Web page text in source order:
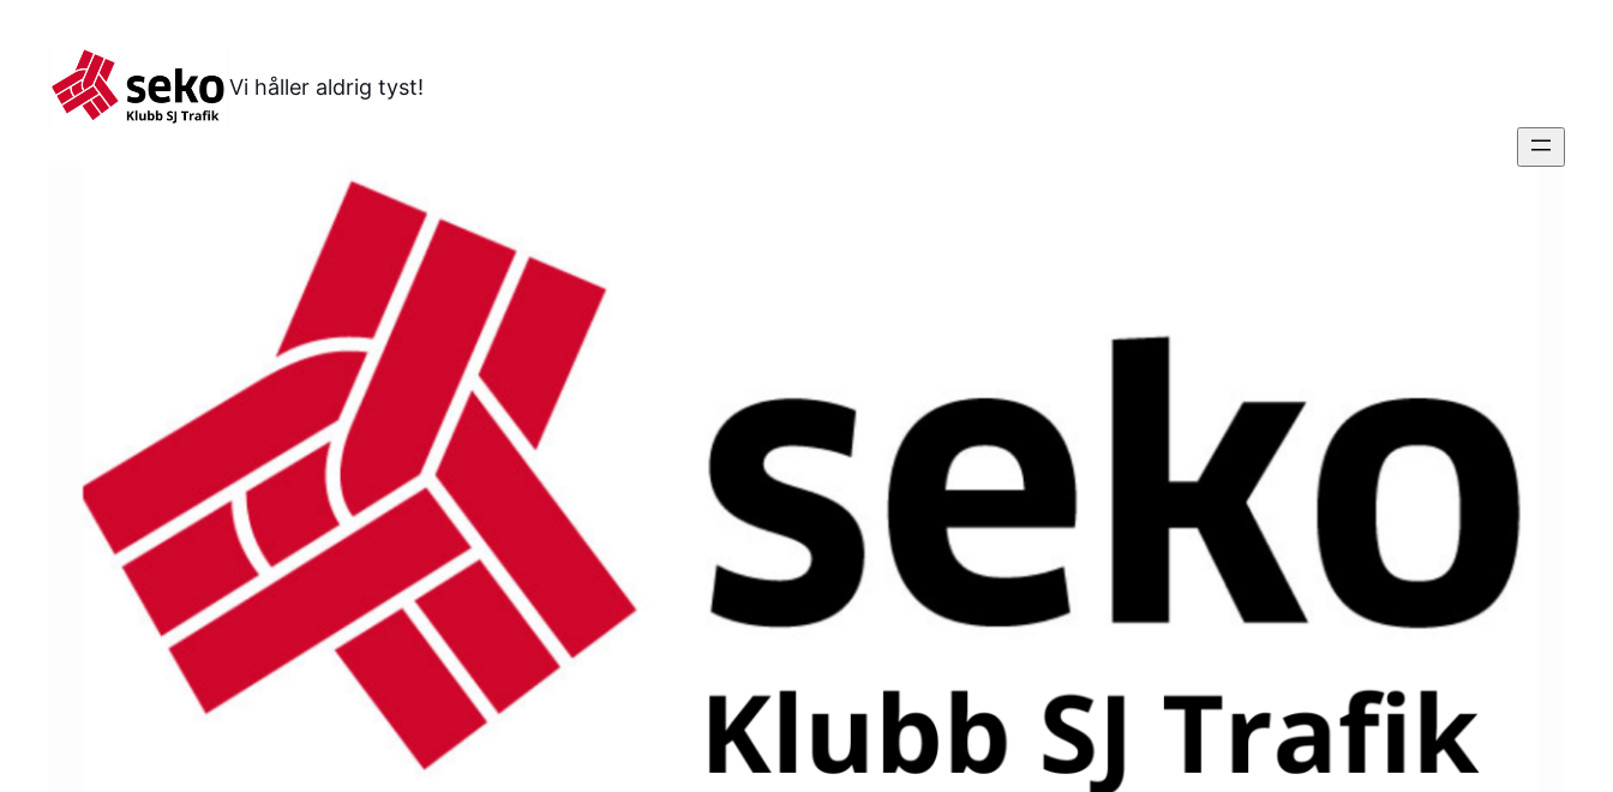
innehåll
Vi håller aldrig tyst!